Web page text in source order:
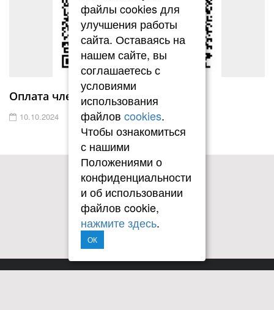
Оплата членских взносов
10.10.2024
файлы cookies для
улучшения работы
сайта. Оставаясь на
нашем сайте, вы
соглашаетесь с
условиями
использования
файлов cookies.
Чтобы ознакомиться
с нашими
Положениями о
конфиденциальности
и об использовании
файлов cookie,
нажмите здесь.
ОК